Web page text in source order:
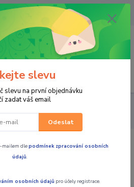
0,00 CZK
čtyřkolky
slevu
slevu na první objednávku
zadat váš email
Odeslat
mailem dlepodmínek zpracování osobních
údajů.
osobních údajů pro účely registrace.